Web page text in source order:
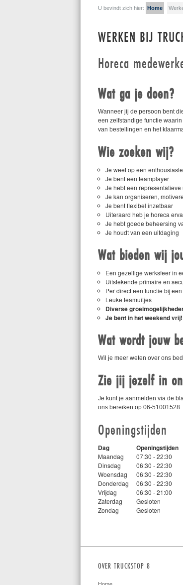
U bevindt zich hier: Home
WERKEN BIJ
Horeca
Wat ga je doen?
Wanneer jij de persoon bent
een zelfstandige functie
van bestellingen en het
Wie zoeken wij?
Je weet op een
Je bent een teamplayer
Je hebt een representatieve
Je kan organiseren,
Je bent flexibel inzetbaar
Uiteraard heb je horeca
Je hebt goede beheersing
Je houdt van een uitdaging
Wat bieden wij
Een gezellige werksfeer in
Uitstekende primaire en
Per direct een functie bij
Leuke teamuitjes
Diverse
Je bent in het weekend vrij!
Wat wordt jouw
Wil je meer weten over ons
Zie jij jezelf in
Je kunt je aanmelden via de
ons bereiken op 06-51001528
Openingstijden
Dag Openingstijden
Maandag
07:30 - 22:30
Dinsdag
06:30 - 22:30
Woensdag
06:30 - 22:30
Donderdag
06:30 - 22:30
Vrijdag
06:30 - 21:00
Zaterdag
Gesloten
Zondag
Gesloten
OVER TRUCKSTOP 8